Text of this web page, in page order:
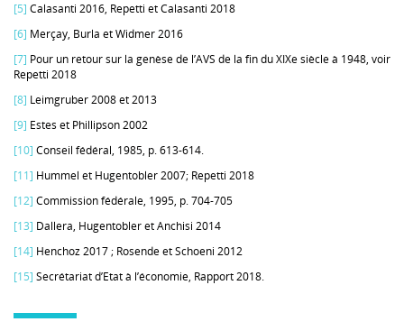
[5] Calasanti 2016, Repetti et Calasanti 2018
[6] Merçay, Burla et Widmer 2016
[7] Pour un retour sur la genèse de l’AVS de la fin du XIXe siècle à 1948, voir
Repetti 2018
[8] Leimgruber 2008 et 2013
[9] Estes et Phillipson 2002
[10] Conseil fédéral, 1985, p. 613-614.
[11] Hummel et Hugentobler 2007; Repetti 2018
[12] Commission fédérale, 1995, p. 704-705
[13] Dallera, Hugentobler et Anchisi 2014
[14] Henchoz 2017 ; Rosende et Schoeni 2012
[15] Secrétariat d’Etat à l’économie, Rapport 2018.